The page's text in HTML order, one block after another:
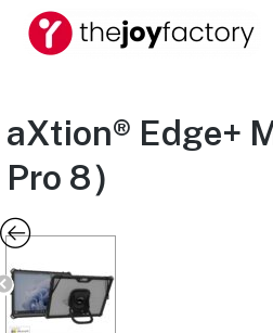
aXtion® Edge+
Pro 8）